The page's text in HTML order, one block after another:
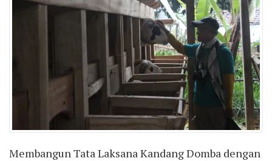
Membangun Tata Laksana Kandang Domba dengan